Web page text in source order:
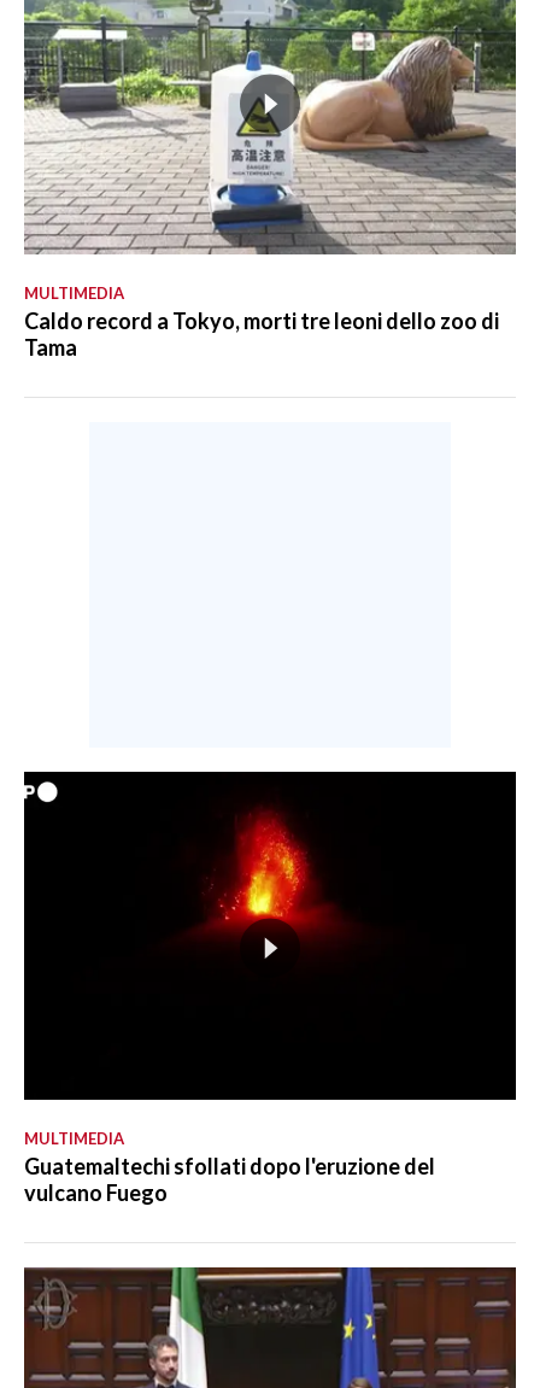
MULTIMEDIA
Caldo record a Tokyo, morti tre leoni dello zoo di
Tama
MULTIMEDIA
Guatemaltechi sfollati dopo l'eruzione del
vulcano Fuego